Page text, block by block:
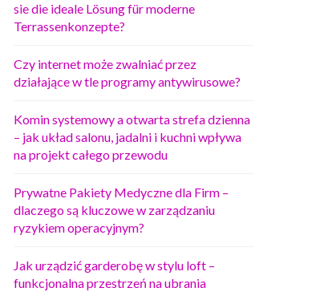
sie die ideale Lösung für moderne
Terrassenkonzepte?
Czy internet może zwalniać przez
działające w tle programy antywirusowe?
Komin systemowy a otwarta strefa dzienna
– jak układ salonu, jadalni i kuchni wpływa
na projekt całego przewodu
Prywatne Pakiety Medyczne dla Firm –
dlaczego są kluczowe w zarządzaniu
ryzykiem operacyjnym?
Jak urządzić garderobę w stylu loft –
funkcjonalna przestrzeń na ubrania